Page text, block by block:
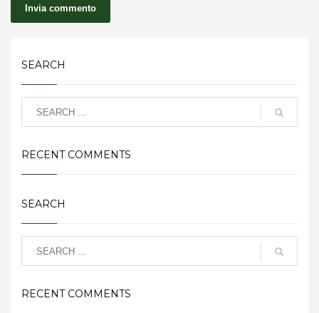
SEARCH
RECENT COMMENTS
SEARCH
RECENT COMMENTS